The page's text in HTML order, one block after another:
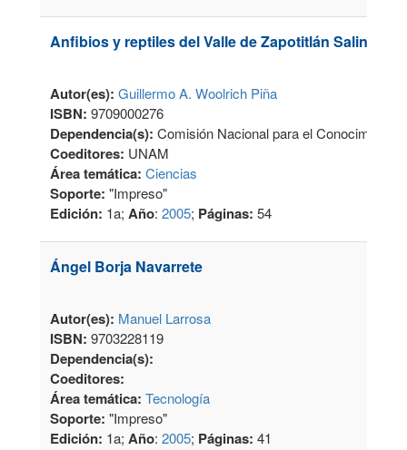
Anfibios y reptiles del Valle de Zapotitlán Salinas,
Autor(es): Guillermo A. Woolrich Piña
ISBN: 9709000276
Dependencia(s): Comisión Nacional para el Conocimiento
Coeditores: UNAM
Área temática: Ciencias
Soporte: "Impreso"
Edición: 1a; Año: 2005; Páginas: 54
Ángel Borja Navarrete
Autor(es): Manuel Larrosa
ISBN: 9703228119
Dependencia(s):
Coeditores:
Área temática: Tecnología
Soporte: "Impreso"
Edición: 1a; Año: 2005; Páginas: 41